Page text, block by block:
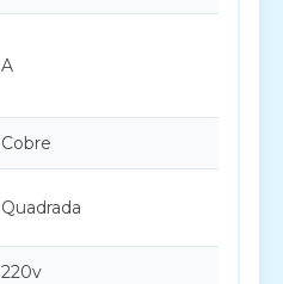
A
Cobre
Quadrada
220v